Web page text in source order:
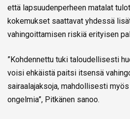
että lapsuudenperheen matalat
kokemukset saattavat yhdessä
vahingoittamisen riskiä erityisen
”Kohdennettu tuki taloudellisesti
voisi ehkäistä paitsi itsensä
sairaalajaksoja, mahdollisesti
ongelmia”, Pitkänen sanoo.